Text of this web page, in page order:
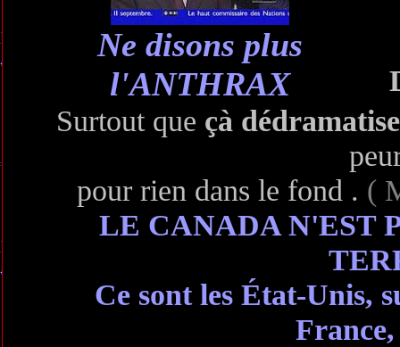
Ne disons plus
l'ANTHRAX
Surtout que çà dédramatise
pour rien dans le fond . (
LE CANADA N'EST
Ce sont les État-Unis,